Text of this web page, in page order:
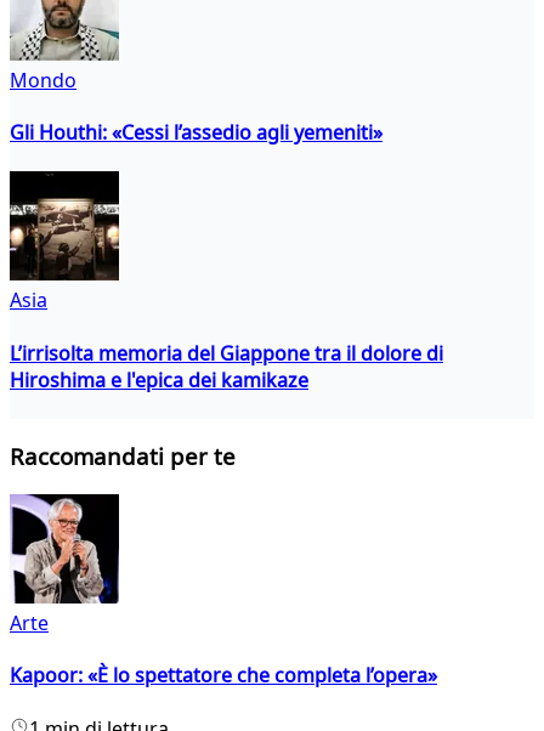
Mondo
Gli Houthi: «Cessi l’assedio agli yemeniti»
Asia
L’irrisolta memoria del Giappone tra il dolore di
Hiroshima e l'epica dei kamikaze
Raccomandati per te
Arte
Kapoor: «È lo spettatore che completa l’opera»